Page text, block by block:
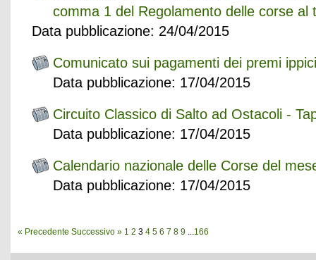
comma 1 del Regolamento delle corse al
Data pubblicazione: 24/04/2015
Comunicato sui pagamenti dei premi ippici
Data pubblicazione: 17/04/2015
Circuito Classico di Salto ad Ostacoli -
Data pubblicazione: 17/04/2015
Calendario nazionale delle Corse del
Data pubblicazione: 17/04/2015
« Precedente Successivo » 1 2 3 4 5 6 7 8 9 ...166